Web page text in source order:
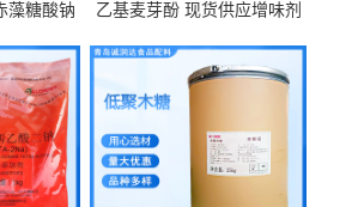
藻糖酸钠
乙基麦芽酚 现货供应增味剂